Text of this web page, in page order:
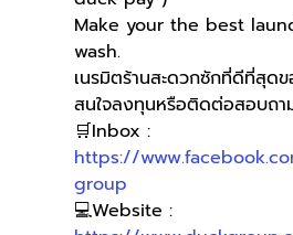
Make your the best
wash.
เนรมิตร้านสะดวกซักที่ดีที่สุ
สนใจลงทุนหรือติดต่อสอบถา
🛒Inbox :
https://
group
💻Website :